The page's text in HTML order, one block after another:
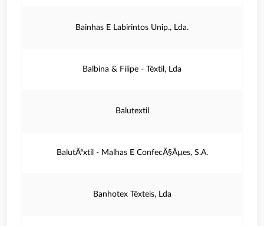
Bainhas E Labirintos Unip., Lda.
Balbina & Filipe - Têxtil, Lda
Balutextil
BalutÃªxtil - Malhas E ConfecÃ§Ãµes, S.A.
Banhotex Têxteis, Lda